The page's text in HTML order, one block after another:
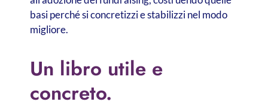
basiperché si concretizzie stabilizzi nel modo
migliore.
Un libro utile e
concreto.